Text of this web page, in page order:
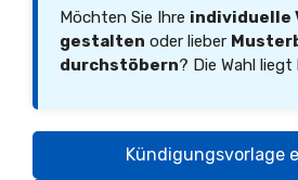
Möchten Sie Ihre individuelle
gestalten oder lieber
durchstöbern? Die Wahl liegt
Kündigungsvorlage